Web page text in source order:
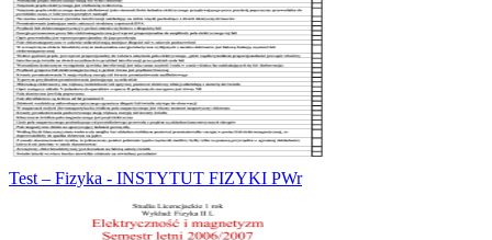
Test – Fizyka - INSTYTUT FIZYKI PWr